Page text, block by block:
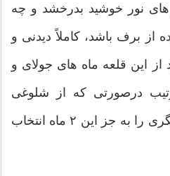
های نور خوشید بدرخشد و چه
از برف باشد، کاملاً دیدنی و
از این قلعه ماه های جولای و
درصورتی که از شلوغی
فراری هستید باید زمان دیگری را به جز این ۲ ماه انتخاب